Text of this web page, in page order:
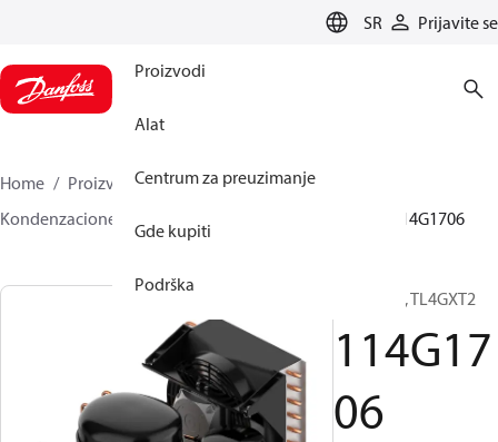
SR Prijavite se
Proizvodi
Alat
Centrum za preuzimanje
Gde kupiti
Podrška
Home Proizvodi
Climate Solutions za hlađenje
Kondenzacione jedinice
114G1706
Optyma™, TL4GXT2
114G17
06